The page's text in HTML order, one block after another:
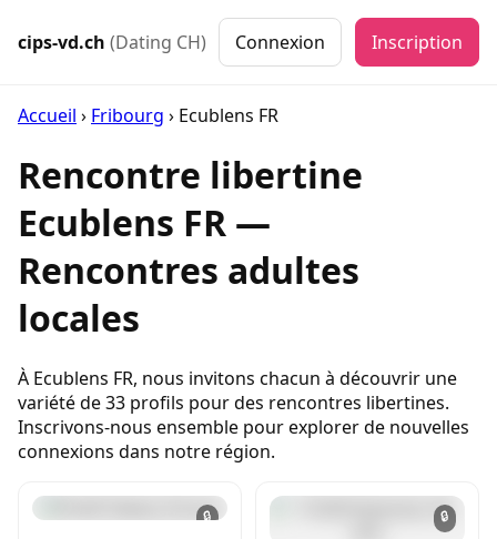
cips-vd.ch (Dating CH) Connexion Inscription
Accueil › Fribourg › Ecublens FR
Rencontre libertine
Ecublens FR —
Rencontres adultes
locales
À Ecublens FR, nous invitons chacun à découvrir une
variété de 33 profils pour des rencontres libertines.
Inscrivons-nous ensemble pour explorer de nouvelles
connexions dans notre région.
🔒 🔒